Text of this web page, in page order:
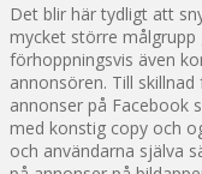
Det blir här tydligt att
mycket större
förhoppningsvis även
annonsören. Till
annonser på Facebook
med konstig copy och
och användarna själva